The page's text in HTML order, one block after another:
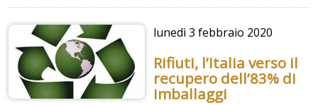
lunedì3 febbraio 2020
Rifiuti, l’Italia verso il
recupero dell’83% di
imballaggi